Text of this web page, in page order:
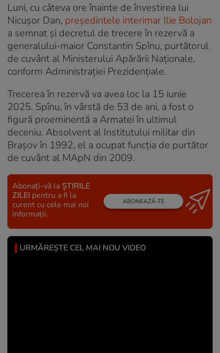
Luni, cu câteva ore înainte de învestirea lui
Nicușor Dan, președintele interimar Ilie Bolojan
a semnat și decretul de trecere în rezervă a
generalului-maior Constantin Spînu, purtătorul
de cuvânt al Ministerului Apărării Naționale,
conform Administrației Prezidențiale.
Trecerea în rezervă va avea loc la 15 iunie
2025. Spînu, în vârstă de 53 de ani, a fost o
figură proeminentă a Armatei în ultimul
deceniu. Absolvent al Institutului militar din
Brașov în 1992, el a ocupat funcția de purtător
de cuvânt al MApN din 2009.
Abonați-vă la ȘTIRILE
ZILEI pentru a fi la
curent cu cele mai noi
informații.
ABONEAZĂ-TE
URMĂREȘTE CEL MAI NOU VIDEO